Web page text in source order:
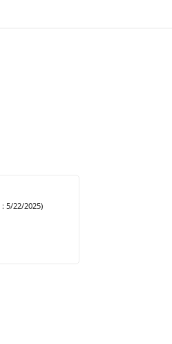
5/22/2025)